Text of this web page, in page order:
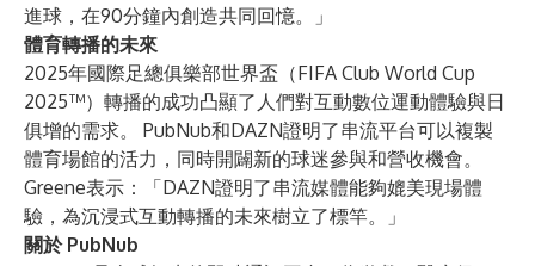
進球，在90分鐘內創造共同回憶。」
體育轉播的未來
2025年國際足總俱樂部世界盃（FIFA Club World Cup
2025™）轉播的成功凸顯了人們對互動數位運動體驗與日
俱增的需求。 PubNub和DAZN證明了串流平台可以複製
體育場館的活力，同時開闢新的球迷參與和營收機會。
Greene表示：「DAZN證明了串流媒體能夠媲美現場體
驗，為沉浸式互動轉播的未來樹立了標竿。」
關於 PubNub